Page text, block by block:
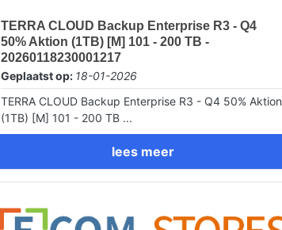
TERRA CLOUD Backup Enterprise R3 - Q4
50% Aktion (1TB) [M] 101 - 200 TB -
20260118230001217
Geplaatst op: 18-01-2026
TERRA CLOUD Backup Enterprise R3 - Q4 50% Aktion
(1TB) [M] 101 - 200 TB ...
lees meer